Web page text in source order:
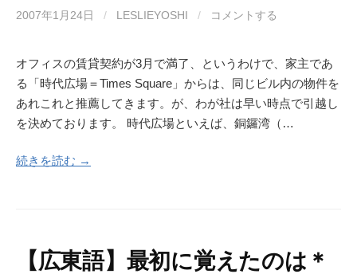
2007年1月24日 / LESLIEYOSHI / コメントする
オフィスの賃貸契約が3月で満了、というわけで、家主であ
る「時代広場＝Times Square」からは、同じビル内の物件を
あれこれと推薦してきます。が、わが社は早い時点で引越し
を決めております。 時代広場といえば、銅鑼湾（…
続きを読む →
【広東語】最初に覚えたのは＊